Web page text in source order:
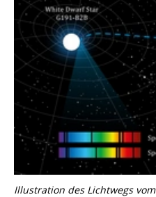
Illustration des Lichtwegs